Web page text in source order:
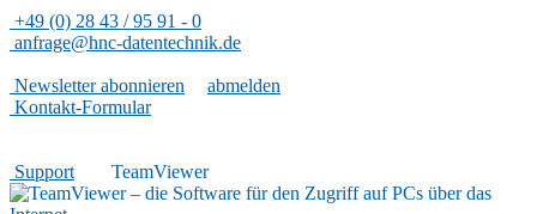
+49 (0) 28 43 / 95 91 - 0
anfrage@hnc-datentechnik.de
Newsletter abonnieren
abmelden
Kontakt-Formular
Support
TeamViewer